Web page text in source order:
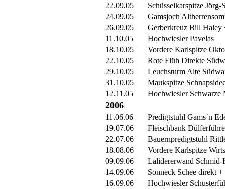
22.09.05
Schüsselkarspitze Jörg-
24.09.05
Gamsjoch
26.09.05
Gerberkreuz Bill Haley
11.10.05
Hochwiesler Pavelas
18.10.05
Vordere Karlspitze
22.10.05
Rote Flüh Direkte
29.10.05
Leuchsturm Alte
31.10.05
Maukspitze
12.11.05
Hochwiesler Schwarze
2006
11.06.06
Predigtstuhl Gams´n
19.07.06
Fleischbank Dülferführe
22.07.06
Bauernpredigtstuhl
18.08.06
Vordere Karlspitze
09.09.06
Lalidererwand Schmid-
14.09.06
Sonneck Schee direkt
16.09.06
Hochwiesler